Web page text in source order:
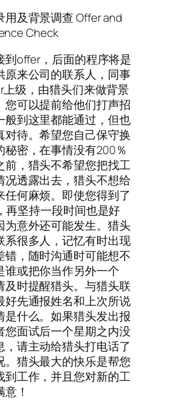
用及背景调查 Offer and
Check
到offer，后面的程序将是
原来公司的联系人，同事
上级，由猎头们来做背景
您可以提前给他们打声招
般到这里都能通过，但也
对待。希望您自己保守换
秘密，在事情没有200％
前，猎头不希望您把找工
况透露出去，猎头不想给
任何麻烦。即使您得到了
再坚持一段时间也是好
为意外还可能发生。猎头
系很多人，记忆有时出现
错，随时沟通时可能想不
谁或把你当作另外一个
及时提醒猎头。与猎头联
好先通报姓名和上次所说
是什么。如果猎头发出报
您面试后一个星期之内没
，请主动给猎头打电话了
。猎头最大的快乐是帮您
到工作，并且您对新的工
！